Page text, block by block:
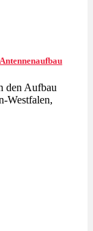
den Aufbau
Westfalen,